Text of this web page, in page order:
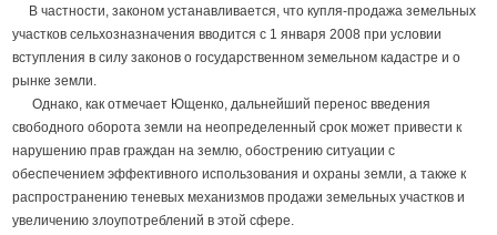
В частности, законом устанавливается, что купля-продажа земельных
участков сельхозназначения вводится с 1 января 2008 при условии
вступления в силу законов о государственном земельном кадастре и о
рынке земли.
Однако, как отмечает Ющенко, дальнейший перенос введения
свободного оборота земли на неопределенный срок может привести к
нарушению прав граждан на землю, обострению ситуации с
обеспечением эффективного использования и охраны земли, а также к
распространению теневых механизмов продажи земельных участков и
увеличению злоупотреблений в этой сфере.